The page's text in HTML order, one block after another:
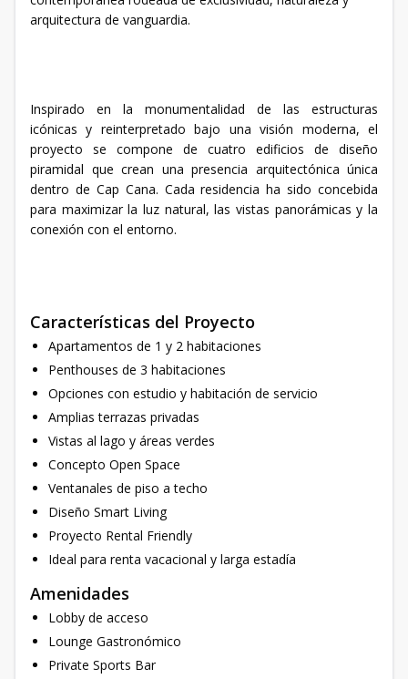
arquitectura de vanguardia.
Inspirado en la monumentalidad de las estructuras
icónicas y reinterpretado bajo una visión moderna, el
proyecto se compone de cuatro edificios de diseño
piramidal que crean una presencia arquitectónica única
dentro de Cap Cana. Cada residencia ha sido concebida
para maximizar la luz natural, las vistas panorámicas y la
conexión con el entorno.
Características del Proyecto
Apartamentos de 1 y 2 habitaciones
Penthouses de 3 habitaciones
Opciones con estudio y habitación de servicio
Amplias terrazas privadas
Vistas al lago y áreas verdes
Concepto Open Space
Ventanales de piso a techo
Diseño Smart Living
Proyecto Rental Friendly
Ideal para renta vacacional y larga estadía
Amenidades
Lobby de acceso
Lounge Gastronómico
Private Sports Bar